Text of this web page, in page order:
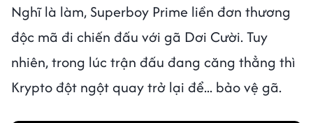
Nghĩ là làm, Superboy Prime liền đơn thương
độc mã đi chiến đấu với gã Dơi Cười. Tuy
nhiên, trong lúc trận đấu đang căng thẳng thì
Krypto đột ngột quay trở lại để... bảo vệ gã.